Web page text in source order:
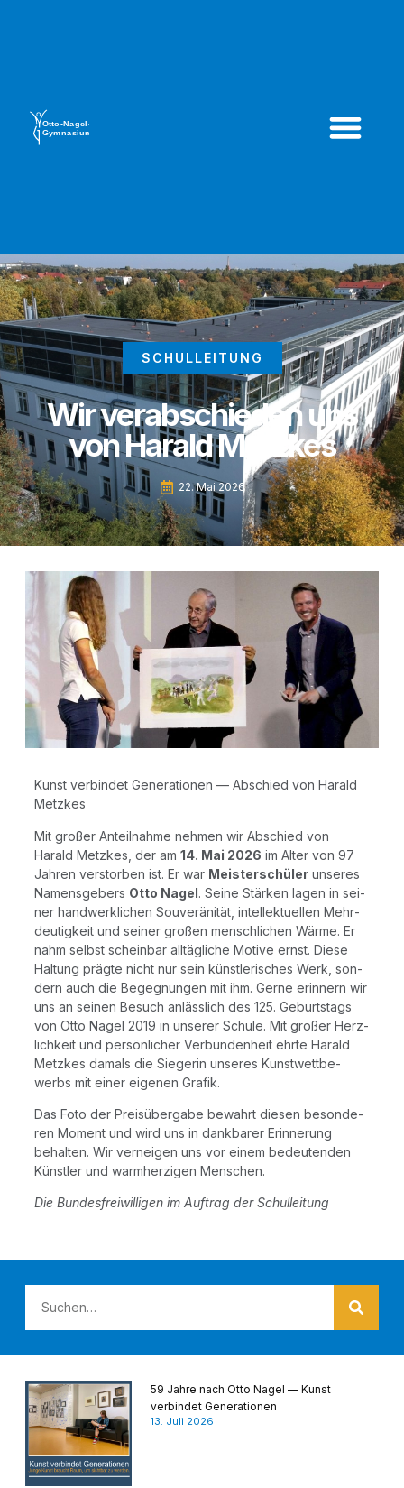
SCHULLEITUNG
Wir verabschieden uns
von Harald Metzkes
22. Mai 2026
Kunst ver­bin­det Gene­ra­tio­nen — Abschied von Harald
Metzkes
Mit gro­ßer Anteil­nah­me neh­men wir Abschied von
Harald Metz­kes, der am 14. Mai 2026 im Alter von 97
Jah­ren ver­stor­ben ist. Er war Meis­ter­schü­ler unse­res
Namens­ge­bers Otto Nagel. Sei­ne Stär­ken lagen in sei­
ner hand­werk­li­chen Sou­ve­rä­ni­tät, intel­lek­tu­el­len Mehr­
deu­tig­keit und sei­ner gro­ßen mensch­li­chen Wär­me. Er
nahm selbst schein­bar all­täg­li­che Moti­ve ernst. Die­se
Hal­tung präg­te nicht nur sein künst­le­ri­sches Werk, son­
dern auch die Begeg­nun­gen mit ihm. Ger­ne erin­nern wir
uns an sei­nen Besuch anläss­lich des 125. Geburts­tags
von Otto Nagel 2019 in unse­rer Schu­le. Mit gro­ßer Herz­
lich­keit und per­sön­li­cher Ver­bun­den­heit ehr­te Harald
Metz­kes damals die Sie­ge­rin unse­res Kunst­wett­be­
werbs mit einer eige­nen Grafik.
Das Foto der Preis­über­ga­be bewahrt die­sen beson­de­
ren Moment und wird uns in dank­ba­rer Erin­ne­rung
behal­ten. Wir ver­nei­gen uns vor einem bedeu­ten­den
Künst­ler und warm­her­zi­gen Menschen.
Die Bun­des­frei­wil­li­gen im Auf­trag der Schulleitung
59 Jahre nach Otto Nagel — Kunst
verbindet Generationen
13. Juli 2026